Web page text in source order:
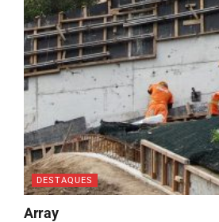
DESTAQUES
Array